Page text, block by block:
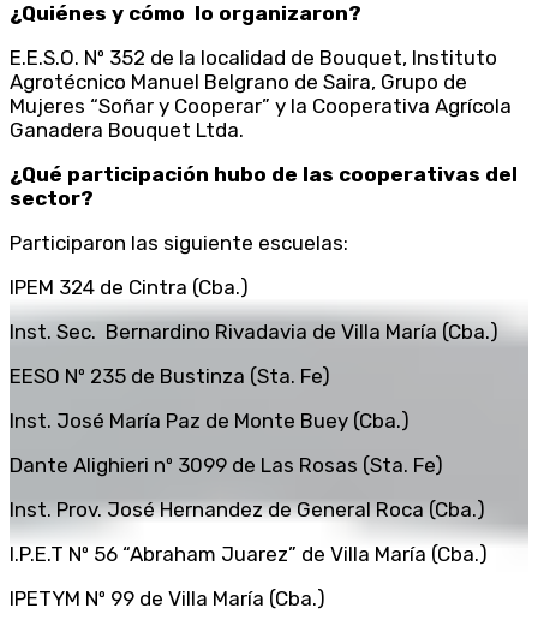
¿Quiénes y cómo lo organizaron?
E.E.S.O. Nº 352 de la localidad de Bouquet, Instituto
Agrotécnico Manuel Belgrano de Saira, Grupo de
Mujeres “Soñar y Cooperar” y la Cooperativa Agrícola
Ganadera Bouquet Ltda.
¿Qué participación hubo de las cooperativas del
sector?
Participaron las siguiente escuelas:
IPEM 324 de Cintra (Cba.)
Inst. Sec. Bernardino Rivadavia de Villa María (Cba.)
EESO Nº 235 de Bustinza (Sta. Fe)
Inst. José María Paz de Monte Buey (Cba.)
Dante Alighieri nº 3099 de Las Rosas (Sta. Fe)
Inst. Prov. José Hernandez de General Roca (Cba.)
I.P.E.T Nº 56 “Abraham Juarez” de Villa María (Cba.)
IPETYM Nº 99 de Villa María (Cba.)